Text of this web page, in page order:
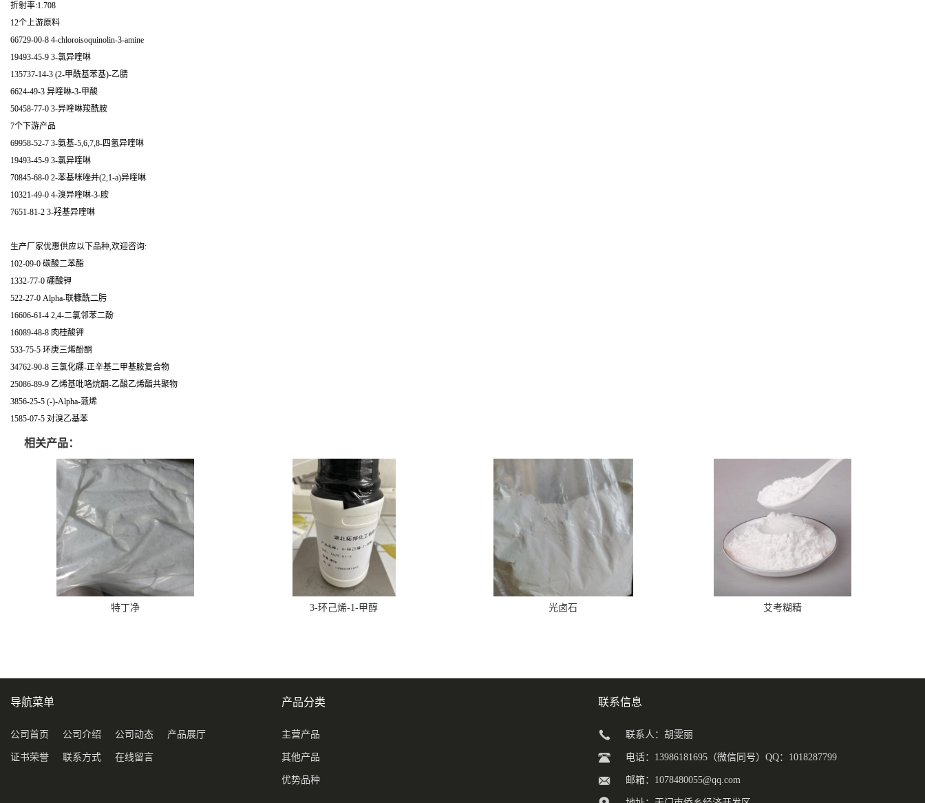
折射率:1.708
12个上游原料
66729-00-8 4-chloroisoquinolin-3-amine
19493-45-9 3-氯异喹啉
135737-14-3 (2-甲酰基苯基)-乙腈
6624-49-3 异喹啉-3-甲酸
50458-77-0 3-异喹啉羧酰胺
7个下游产品
69958-52-7 3-氨基-5,6,7,8-四氢异喹啉
19493-45-9 3-氯异喹啉
70845-68-0 2-苯基咪唑并(2,1-a)异喹啉
10321-49-0 4-溴异喹啉-3-胺
7651-81-2 3-羟基异喹啉
生产厂家优惠供应以下品种,欢迎咨询:
102-09-0 碳酸二苯酯
1332-77-0 硼酸钾
522-27-0 Alpha-联糠酰二肟
16606-61-4 2,4-二氯邻苯二酚
16089-48-8 肉桂酸钾
533-75-5 环庚三烯酚酮
34762-90-8 三氯化硼-正辛基二甲基胺复合物
25086-89-9 乙烯基吡咯烷酮-乙酸乙烯酯共聚物
3856-25-5 (-)-Alpha-蒎烯
1585-07-5 对溴乙基苯
相关产品：
特丁净 3-环己烯-1-甲醇 光卤石 艾考糊精
导航菜单
公司首页 公司介绍 公司动态 产品展厅
证书荣誉 联系方式 在线留言
产品分类
主营产品
其他产品
优势品种
联系信息
联系人：胡雯丽
电话：13986181695（微信同号）QQ：1018287799
邮箱： 1078480055@qq.com